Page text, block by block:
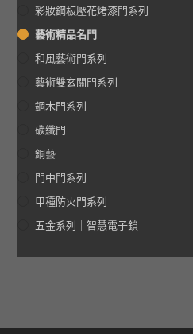
彩妝鋼板壓花烤漆門系列
藝術精品名門
和風藝術門系列
藝術雙玄關門系列
鋼木門系列
碳纖門
銅藝
門中門系列
甲種防火門系列
五金系列｜智慧電子鎖